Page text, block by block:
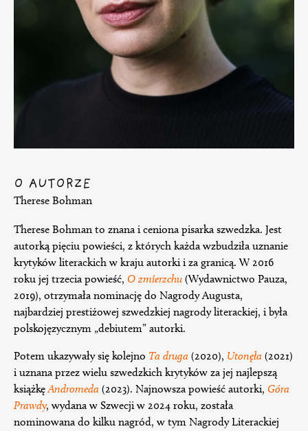
O AUTORZE
Therese Bohman
Therese Bohman to znana i ceniona pisarka szwedzka. Jest
autorką pięciu powieści, z których każda wzbudziła uznanie
krytyków literackich w kraju autorki i za granicą. W 2016
roku jej trzecia powieść, O zmierzchu (Wydawnictwo Pauza,
2019), otrzymała nominację do Nagrody Augusta,
najbardziej prestiżowej szwedzkiej nagrody literackiej, i była
polskojęzycznym „debiutem” autorki.
Potem ukazywały się kolejno Ta druga (2020), Utonęła (2021)
i uznana przez wielu szwedzkich krytyków za jej najlepszą
książkęAndromeda (2023). Najnowsza powieść autorki, Góra
Prawdy, wydana w Szwecji w 2024 roku, została
nominowana do kilku nagród, w tym Nagrody Literackiej